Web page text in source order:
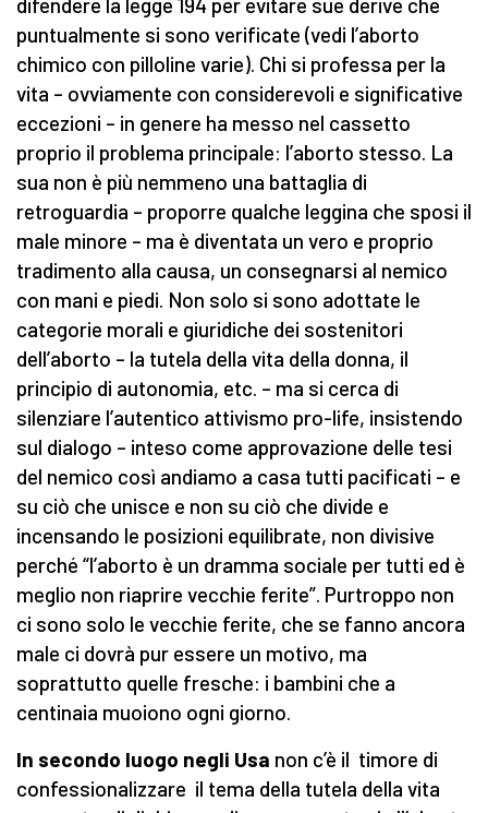
difendere la legge 194 per evitare sue derive che
puntualmente si sono verificate (vedi l’aborto
chimico con pilloline varie). Chi si professa per la
vita – ovviamente con considerevoli e significative
eccezioni – in genere ha messo nel cassetto
proprio il problema principale: l’aborto stesso. La
sua non è più nemmeno una battaglia di
retroguardia – proporre qualche leggina che sposi il
male minore – ma è diventata un vero e proprio
tradimento alla causa, un consegnarsi al nemico
con mani e piedi. Non solo si sono adottate le
categorie morali e giuridiche dei sostenitori
dell’aborto – la tutela della vita della donna, il
principio di autonomia, etc. – ma si cerca di
silenziare l’autentico attivismo pro-life, insistendo
sul dialogo – inteso come approvazione delle tesi
del nemico così andiamo a casa tutti pacificati – e
su ciò che unisce e non su ciò che divide e
incensando le posizioni equilibrate, non divisive
perché “l’aborto è un dramma sociale per tutti ed è
meglio non riaprire vecchie ferite”. Purtroppo non
ci sono solo le vecchie ferite, che se fanno ancora
male ci dovrà pur essere un motivo, ma
soprattutto quelle fresche: i bambini che a
centinaia muoiono ogni giorno.
In secondo luogo negli Usa non c’è il timore di
confessionalizzare il tema della tutela della vita